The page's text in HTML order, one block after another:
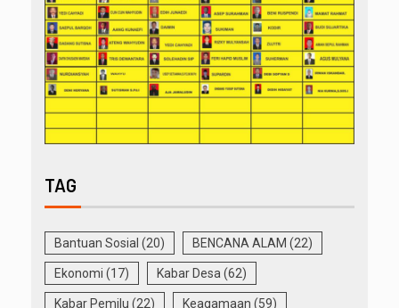
TAG
Bantuan Sosial (20) BENCANA ALAM (22)
Ekonomi (17) Kabar Desa (62)
Kabar Pemilu (22) Keagamaan (59)